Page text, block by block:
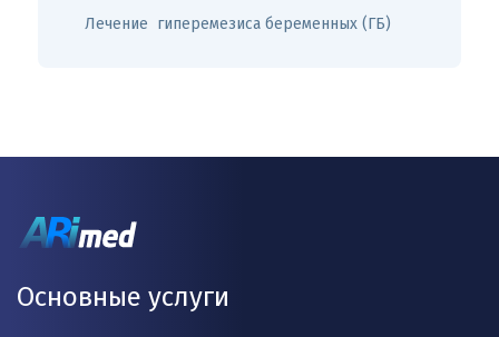
Лечение гиперемезиса беременных (ГБ)
Основные услуги